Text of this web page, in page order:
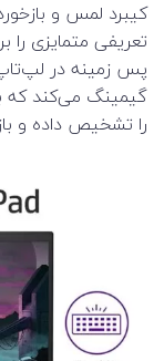
کیبرد لمس و
تعریفی متمایزی را
پس زمینه در
گیمینگ می‌کند که
را تشخیص داده و